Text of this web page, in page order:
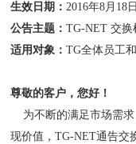
生效日期：2016年8月18日
公告主题：TG-NET 交换
适用对象：TG全体员工
尊敬的客户，您好！
为不断的满足市场需求
现价值，TG-NET通告交